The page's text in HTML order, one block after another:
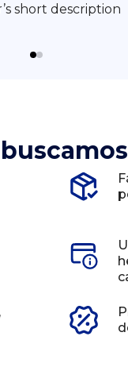
short description